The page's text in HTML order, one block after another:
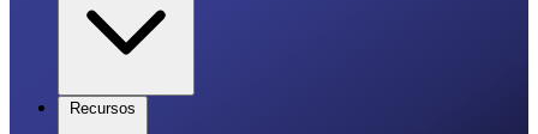
Recursos